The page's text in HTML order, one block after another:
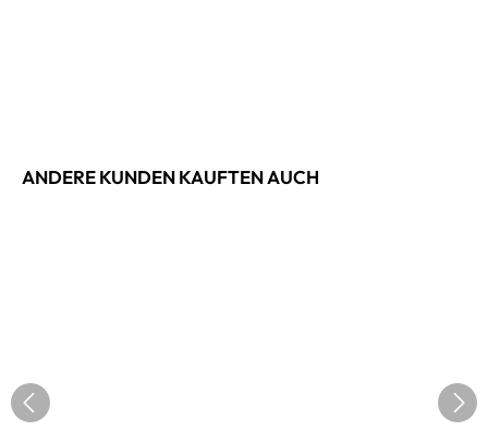
ANDERE KUNDEN KAUFTEN AUCH